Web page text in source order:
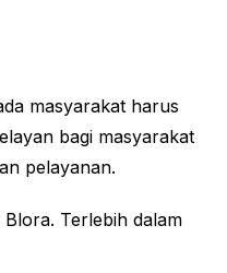
masyarakat harus
bagi masyarakat
pelayanan.
Terlebih dalam